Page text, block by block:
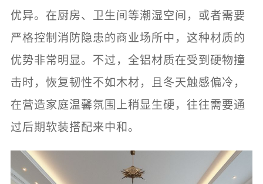
优异。在厨房、卫生间等潮湿空间，或者需要
严格控制消防隐患的商业场所中，这种材质的
优势非常明显。不过，全铝材质在受到硬物撞
击时，恢复韧性不如木材，且冬天触感偏冷，
在营造家庭温馨氛围上稍显生硬，往往需要通
过后期软装搭配来中和。